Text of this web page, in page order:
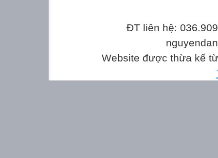
ĐT liên hệ:
Website được thừa kế